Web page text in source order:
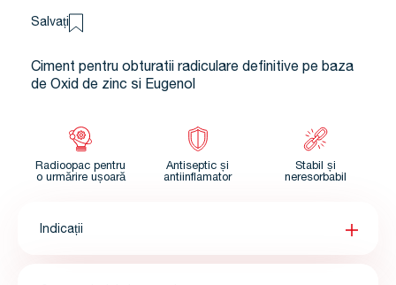
Salvați
Ciment pentru obturatii radiculare definitive pe baza
de Oxid de zinc si Eugenol
Radioopac pentru
o urmărire ușoară
Antiseptic și
antiinflamator
Stabil și
neresorbabil
Indicații